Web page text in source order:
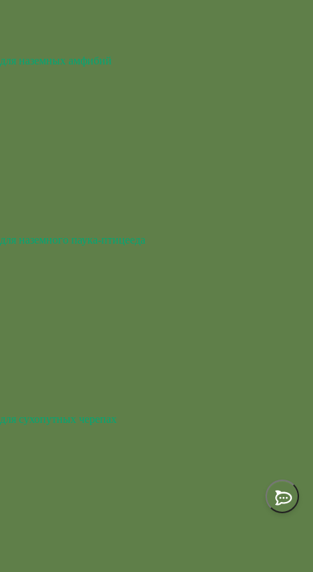
для наземных амфибий
для наземного паука-птицееда
для сухопутных черепах